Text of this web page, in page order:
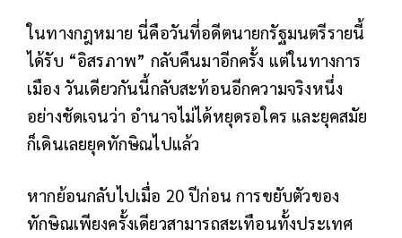
ในทางกฎหมาย นี่คือวันที่อดีตนายกรัฐมนตรีรายนี้
ได้รับ “อิสรภาพ” กลับคืนมาอีกครั้ง แต่ในทางการ
เมือง วันเดียวกันนี้กลับสะท้อนอีกความจริงหนึ่ง
อย่างชัดเจนว่า อำนาจไม่ได้หยุดรอใคร และยุคสมัย
ก็เดินเลยยุคทักษิณไปแล้ว
หากย้อนกลับไปเมื่อ 20 ปีก่อน การขยับตัวของ
ทักษิณเพียงครั้งเดียวสามารถสะเทือนทั้งประเทศ